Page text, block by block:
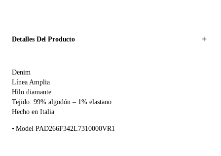
Detalles Del Producto
Denim
Línea Amplia
Hilo diamante
Tejido: 99% algodón – 1% elastano
Hecho en Italia
Model PAD266F342L7310000VR1